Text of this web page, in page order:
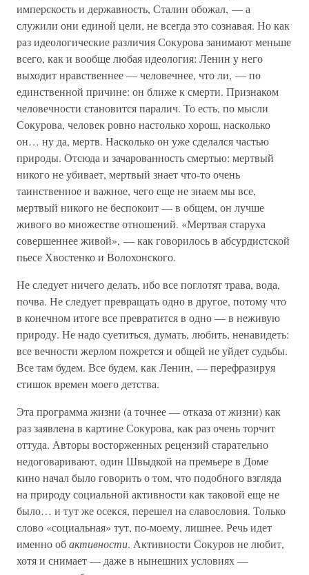
имперскость и державность, Сталин обожал, — а
служили они единой цели, не всегда это сознавая. Но как
раз идеологические различия Сокурова занимают меньше
всего, как и вообще любая идеология: Ленин у него
выходит нравственнее — человечнее, что ли, — по
единственной причине: он ближе к смерти. Признаком
человечности становится паралич. То есть, по мысли
Сокурова, человек ровно настолько хорош, насколько
он… ну да, мертв. Насколько он уже сделался частью
природы. Отсюда и зачарованность смертью: мертвый
никого не убивает, мертвый знает что-то очень
таинственное и важное, чего еще не знаем мы все,
мертвый никого не беспокоит — в общем, он лучше
живого во множестве отношений. «Мертвая старуха
совершеннее живой», — как говорилось в абсурдистской
пьесе Хвостенко и Волохонского.
Не следует ничего делать, ибо все поглотят трава, вода,
почва. Не следует превращать одно в другое, потому что
в конечном итоге все превратится в одно — в неживую
природу. Не надо суетиться, думать, любить, ненавидеть:
все вечности жерлом пожрется и общей не уйдет судьбы.
Все там будем. Все будем, как Ленин, — перефразируя
стишок времен моего детства.
Эта программа жизни (а точнее — отказа от жизни) как
раз заявлена в картине Сокурова, как раз очень торчит
оттуда. Авторы восторженных рецензий старательно
недоговаривают, один Швыдкой на премьере в Доме
кино начал было говорить о том, что подобного взгляда
на природу социальной активности как таковой еще не
было… и тут же осекся, перешел на славословия. Только
слово «социальная» тут, по-моему, лишнее. Речь идет
именно обактивности. Активности Сокуров не любит,
хотя и снимает — даже в нынешних условиях —